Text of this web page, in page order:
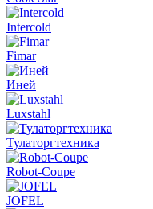
Intercold
Fimar
Иней
Luxstahl
Тулаторгтехника
Robot-Coupe
JOFEL